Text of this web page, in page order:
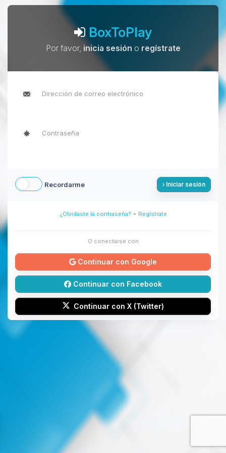
BoxToPlay
Por favor, inicia sesión o regístrate
Recordarme Iniciar sesión
¿Olvidaste la contraseña? - Regístrate
O conectarse con
Continuar con Google
Continuar con Facebook
Continuar con X (Twitter)